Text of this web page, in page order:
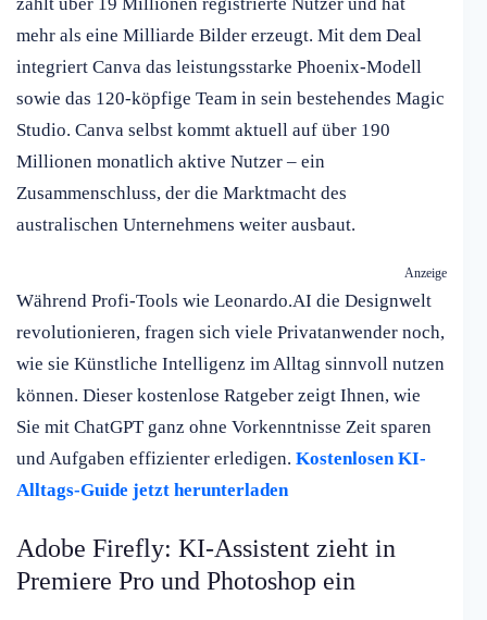
mehr als eine Milliarde Bilder erzeugt. Mit dem Deal
integriert Canva das leistungsstarke Phoenix-Modell
sowie das 120-köpfige Team in sein bestehendes Magic
Studio. Canva selbst kommt aktuell auf über 190
Millionen monatlich aktive Nutzer – ein
Zusammenschluss, der die Marktmacht des
australischen Unternehmens weiter ausbaut.
Anzeige
Während Profi-Tools wie Leonardo.AI die Designwelt
revolutionieren, fragen sich viele Privatanwender noch,
wie sie Künstliche Intelligenz im Alltag sinnvoll nutzen
können. Dieser kostenlose Ratgeber zeigt Ihnen, wie
Sie mit ChatGPT ganz ohne Vorkenntnisse Zeit sparen
und Aufgaben effizienter erledigen. Kostenlosen KI-
Alltags-Guide jetzt herunterladen
Adobe Firefly: KI-Assistent zieht in
Premiere Pro und Photoshop ein